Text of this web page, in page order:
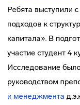
Ребята выступили
подходов к
капитала». В
участие студент 4
Исследование
руководством
и менеджмента